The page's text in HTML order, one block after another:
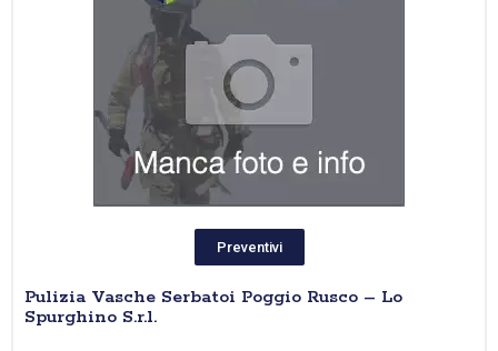
Preventivi
Pulizia Vasche Serbatoi Poggio Rusco – Lo
Spurghino S.r.l.